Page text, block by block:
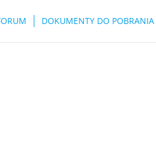
DOKUMENTY DO POBRANIA